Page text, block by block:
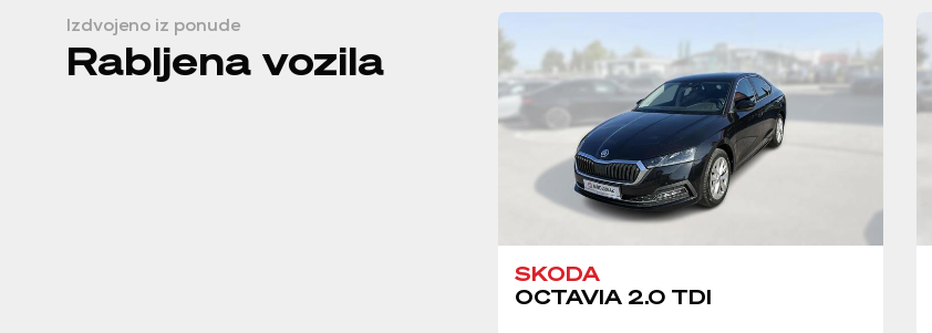
Izdvojeno iz ponude
Rabljena vozila
SKODA
OCTAVIA 2.0 TDI